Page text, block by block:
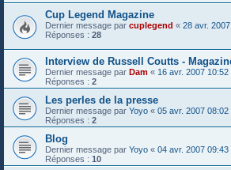
Cup Legend Magazine
Dernier message par cuplegend « 28 avr.
Réponses : 28
Interview de Russell Coutts -
Dernier message par Dam « 16 avr. 2007 10:52
Réponses : 2
Les perles de la presse
Dernier message par Yoyo « 05 avr. 2007 08:02
Réponses : 2
Blog
Dernier message par Yoyo « 04 avr. 2007 09:43
Réponses : 10